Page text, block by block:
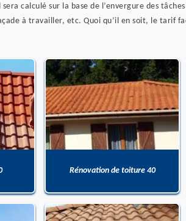
calculé sur la base de l’envergure des
à travailler, etc. Quoi qu’il en soit, le tarif
Rénovation de toiture 40